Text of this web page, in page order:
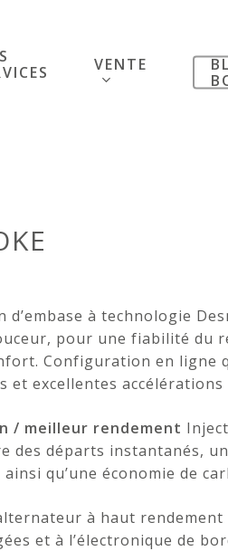
VENTE
d’embase à technologie
pour une fiabilité du
Configuration en ligne
et excellentes accélérations
/ meilleur rendement
des départs instantanés,
qu’une économie de
à haut rendement
et à l’électronique de